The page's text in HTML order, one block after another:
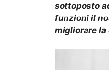
sottoposto
funzioni il
migliorare la